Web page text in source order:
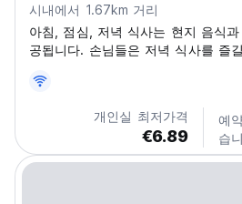
시내에서 1.67km 거리
아침, 점심, 저녁 식사는 현지 음식
공됩니다. 손님들은 저녁 식사를 즐
개인실 최저가격
€6.89
예
습